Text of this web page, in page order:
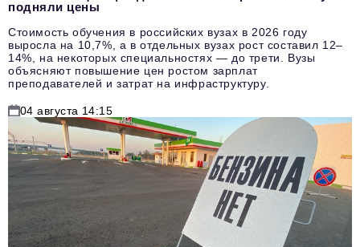
подняли цены
Стоимость обучения в российских вузах в 2026 году
выросла на 10,7%, а в отдельных вузах рост составил 12–
14%, на некоторых специальностях — до трети. Вузы
объясняют повышение цен ростом зарплат
преподавателей и затрат на инфраструктуру.
04 августа 14:15